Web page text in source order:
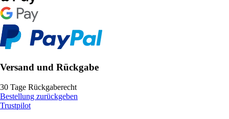
Versand und Rückgabe
30 Tage Rückgaberecht
Bestellung zurückgeben
Trustpilot